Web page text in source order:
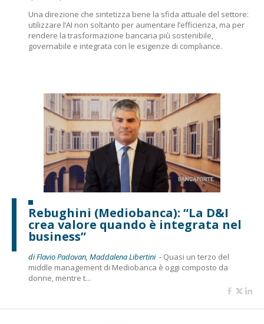
Una direzione che sintetizza bene la sfida attuale del settore:
utilizzare l’AI non soltanto per aumentare l’efficienza, ma per
rendere la trasformazione bancaria più sostenibile,
governabile e integrata con le esigenze di compliance.
Rebughini (Mediobanca): “La D&I
crea valore quando è integrata nel
business”
di Flavio Padovan, Maddalena Libertini - Quasi un terzo del
middle management di Mediobanca è oggi composto da
donne, mentre t...